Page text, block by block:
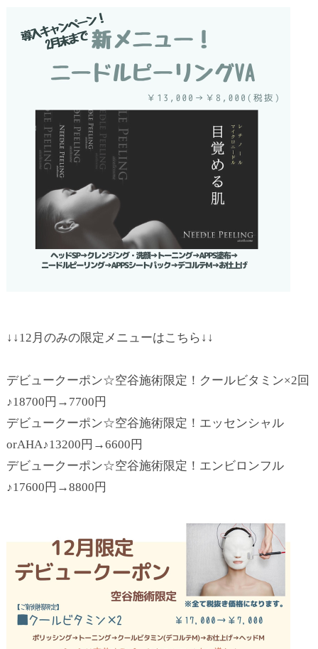
↓↓12月のみの限定メニューはこちら↓↓
デビュークーポン☆空谷施術限定！クールビタミン×2回
♪18700円→7700円
デビュークーポン☆空谷施術限定！エッセンシャル
orAHA♪13200円→6600円
デビュークーポン☆空谷施術限定！エンビロンフル
♪17600円→8800円